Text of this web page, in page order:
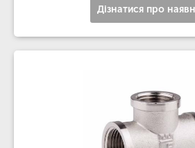
Дізнатися про